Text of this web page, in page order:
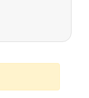
10/07/2024
10/07/2024